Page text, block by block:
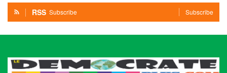
RSS Subscribe Subscribe